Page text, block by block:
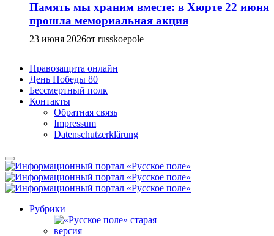
Память мы храним вместе: в Хюрте 22 июня
прошла мемориальная акция
23 июня 2026от russkoepole
Правозащита онлайн
День Победы 80
Бессмертный полк
Контакты
Обратная связь
Impressum
Datenschutzerklärung
Рубрики